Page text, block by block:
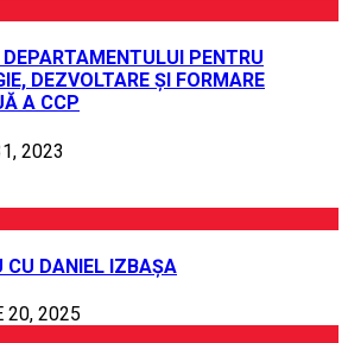
PENTRU
DEZVOLTARE ȘI FORMARE
A CCP
2023
CU DANIEL IZBAȘA
20, 2025